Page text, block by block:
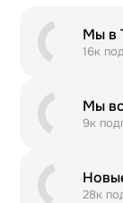
Мы в
16к
Мы
9к
28к